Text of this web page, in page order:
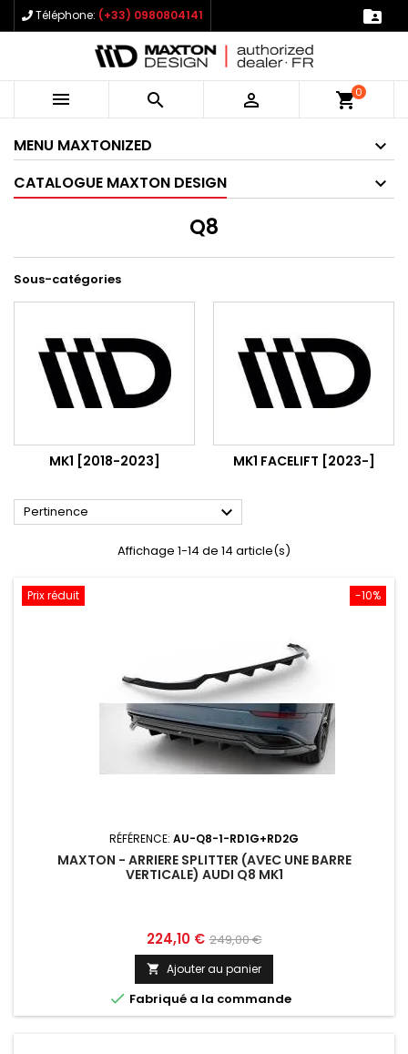
Téléphone: (+33) 0980804141 
   shopping_cart0
MENU MAXTONIZED
CATALOGUE MAXTON DESIGN
Q8
Sous-catégories
MK1 [2018-2023] MK1 FACELIFT [2023-]
Pertinence 
Affichage 1-14 de 14 article(s)
-10%
Prix réduit
RÉFÉRENCE: AU-Q8-1-RD1G+RD2G
MAXTON - ARRIERE SPLITTER (AVEC UNE BARRE
VERTICALE) AUDI Q8 MK1
Prix
224,10 € Prix
base
249,00 €
 Ajouter au panier
 Fabriqué a la commande